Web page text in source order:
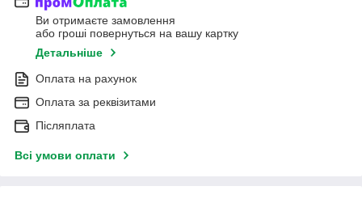
Ви отримаєте замовлення
або гроші повернуться на вашу картку
Детальніше
Оплата на рахунок
Оплата за реквізитами
Післяплата
Всі умови оплати